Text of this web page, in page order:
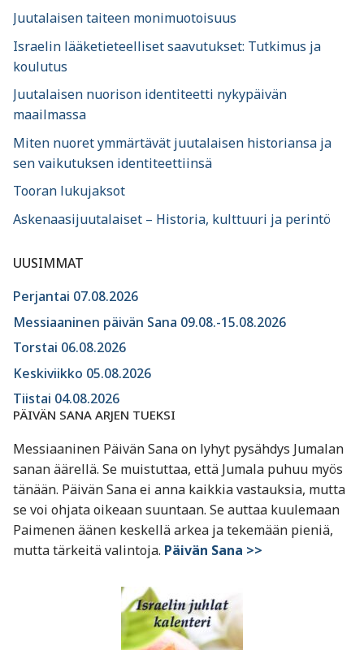
Juutalaisen taiteen monimuotoisuus
Israelin lääketieteelliset saavutukset: Tutkimus ja
koulutus
Juutalaisen nuorison identiteetti nykypäivän
maailmassa
Miten nuoret ymmärtävät juutalaisen historiansa ja
sen vaikutuksen identiteettiinsä
Tooran lukujaksot
Askenaasijuutalaiset – Historia, kulttuuri ja perintö
UUSIMMAT
Perjantai 07.08.2026
Messiaaninen päivän Sana 09.08.-15.08.2026
Torstai 06.08.2026
Keskiviikko 05.08.2026
Tiistai 04.08.2026
PÄIVÄN SANA ARJEN TUEKSI
Messiaaninen Päivän Sana on lyhyt pysähdys Jumalan
sanan äärellä. Se muistuttaa, että Jumala puhuu myös
tänään. Päivän Sana ei anna kaikkia vastauksia, mutta
se voi ohjata oikeaan suuntaan. Se auttaa kuulemaan
Paimenen äänen keskellä arkea ja tekemään pieniä,
mutta tärkeitä valintoja. Päivän Sana >>